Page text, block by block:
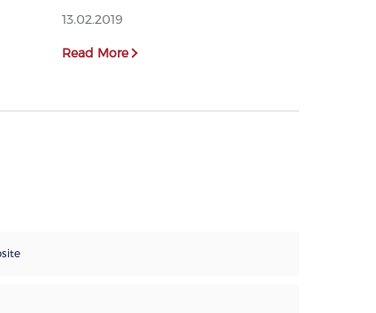
13.02.2019
Read More